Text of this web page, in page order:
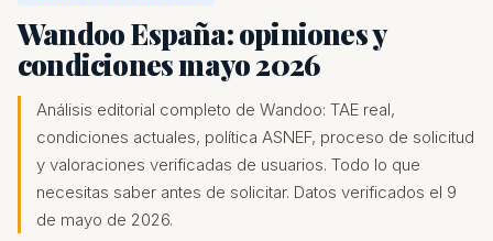
Wandoo España: opiniones y
condiciones mayo 2026
Análisis editorial completo de Wandoo: TAE real,
condiciones actuales, política ASNEF, proceso de solicitud
y valoraciones verificadas de usuarios. Todo lo que
necesitas saber antes de solicitar. Datos verificados el 9
de mayo de 2026.